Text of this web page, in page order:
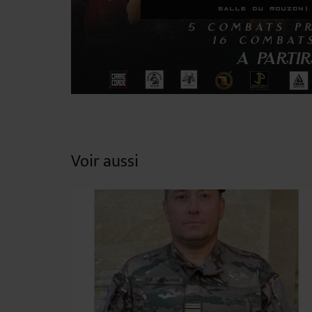
Voir aussi